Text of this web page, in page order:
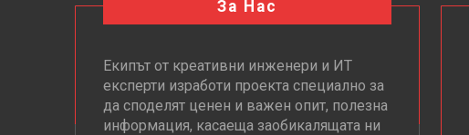
За Нас
Екипът от креативни инженери и ИТ
експерти изработи проекта специално за
да споделят ценен и важен опит, полезна
информация, касаеща заобикалящата ни